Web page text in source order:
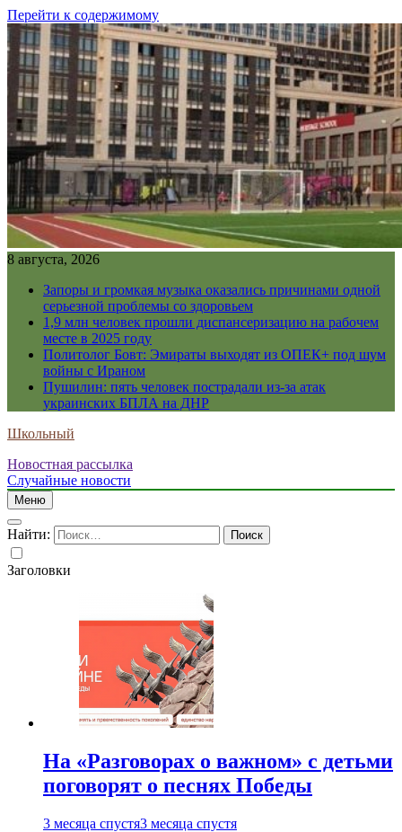
Перейти к содержимому
8 августа, 2026
Запоры и громкая музыка оказались причинами одной
серьезной проблемы со здоровьем
1,9 млн человек прошли диспансеризацию на рабочем
месте в 2025 году
Политолог Бовт: Эмираты выходят из ОПЕК+ под шум
войны с Ираном
Пушилин: пять человек пострадали из-за атак
украинских БПЛА на ДНР
Школьный
Новостная рассылка
Случайные новости
Меню
Найти:
Заголовки
На «Разговорах о важном» с детьми
поговорят о песнях Победы
3 месяца спустя3 месяца спустя